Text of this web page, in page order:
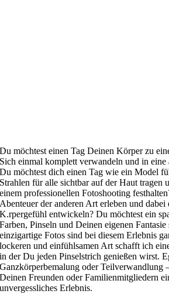
Du möchtest einen Tag Deinen Körper zu
Sich einmal komplett verwandeln und in eine
Du möchtest dich einen Tag wie ein Model
Strahlen für alle sichtbar auf der Haut tragen
einem professionellen Fotoshooting
Abenteuer der anderen Art erleben und
K.rpergefühl entwickeln? Du möchtest ein
Farben, Pinseln und Deinen eigenen Fantasie
einzigartige Fotos sind bei diesem Erlebnis
lockeren und einfühlsamen Art schafft ich
in der Du jeden Pinselstrich genießen wirst.
Ganzkörperbemalung oder Teilverwandlung
Deinen Freunden oder Familienmitgliedern
unvergessliches Erlebnis.